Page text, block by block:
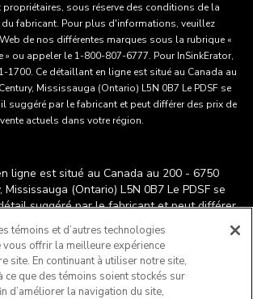
sous réserve des conditions de la
du fabricant. Pour plus d'informations, veuillez
de nos différentes marques sous la rubrique «
» ou appeler le 1-800-807-6777. Pour InSinkErator,
1700. Ce détaillant en ligne est situé au Canada au
Mississauga (Ontario) L5N 0B7 Le PDSF se
suggéré par le fabricant et peut différer des prix de
vente actuels dans votre région.
ligne est situé au Canada au 200 - 6750
Mississauga (Ontario) L5N 0B7 Le PDSF se
suggéré par le fabricant et peut différer
actuels dans votre région.
droits réservés. Utilisée sous licence au
du batteur sur socle est une marque déposée
Unis et ailleurs au monde.
pas mes renseignements personnels
témoins et d’autres technologies
vous offrir la meilleure expérience
site. En continuant à utiliser notre site,
ce que des témoins soient stockés sur
d’améliorer la navigation du site,